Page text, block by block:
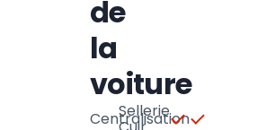
de
la
voiture
Centralisation
Sellerie